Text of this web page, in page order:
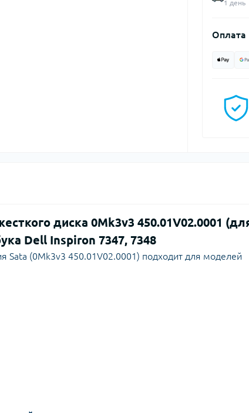
1 день
Оплата
диска 0Mk3v3 450.01V02.0001
Dell Inspiron 7347, 7348
Sata (0Mk3v3 450.01V02.0001) подходит для моделей